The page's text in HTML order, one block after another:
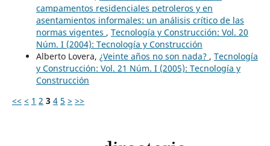
campamentos residenciales petroleros y en
asentamientos informales: un análisis crítico de las
normas vigentes , Tecnología y Construcción: Vol. 20
Núm. I (2004): Tecnología y Construcción
Alberto Lovera, ¿Veinte años no son nada? , Tecnología
y Construcción: Vol. 21 Núm. I (2005): Tecnología y
Construcción
<< < 1 2 3 4 5 > >>